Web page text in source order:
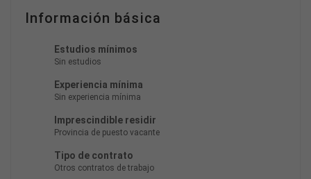
Información básica
Estudios mínimos
Sin estudios
Experiencia mínima
Sin experiencia mínima
Imprescindible residir
Provincia de puesto vacante
Tipo de contrato
Otros contratos de trabajo